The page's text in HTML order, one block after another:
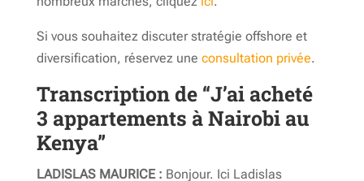
Si vous souhaitez discuter stratégie offshore et
diversification, réservez une consultation privée.
Transcription de “J’ai acheté
3 appartements à Nairobi au
Kenya”
LADISLAS MAURICE : Bonjour. Ici Ladislas